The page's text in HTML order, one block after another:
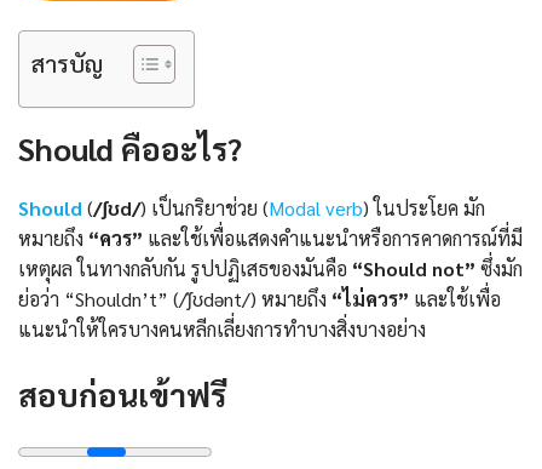
สารบัญ
Should คืออะไร?
Should (/ʃʊd/) เป็นกริยาช่วย (Modal verb) ในประโยค มัก
หมายถึง “ควร” และใช้เพื่อแสดงคำแนะนำหรือการคาดการณ์ที่มี
เหตุผล ในทางกลับกัน รูปปฏิเสธของมันคือ “Should not” ซึ่งมัก
ย่อว่า “Shouldn’t” (/ˈʃʊdənt/) หมายถึง “ไม่ควร” และใช้เพื่อ
แนะนำให้ใครบางคนหลีกเลี่ยงการทำบางสิ่งบางอย่าง
สอบก่อนเข้าฟรี